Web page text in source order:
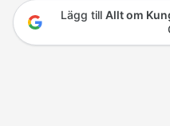
Lägg till Allt om